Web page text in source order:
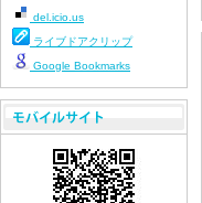
del.icio.us
ライブドアクリップ
Google Bookmarks